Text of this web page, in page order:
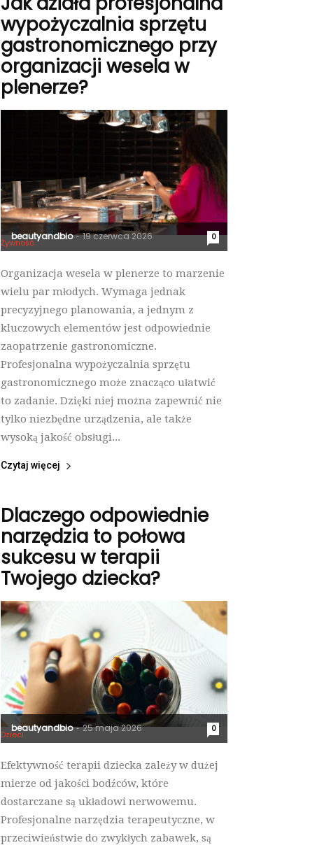
wypożyczalnia sprzętu
gastronomicznego przy
organizacji wesela w
plenerze?
beautyandbio - 19 czerwca 2026 0
Żywność
Organizacja wesela w plenerze to marzenie
wielu par młodych. Wymaga jednak
precyzyjnego planowania, a jednym z
kluczowych elementów jest odpowiednie
zaopatrzenie gastronomiczne.
Profesjonalna wypożyczalnia sprzętu
gastronomicznego może znacząco ułatwić
to zadanie. Dzięki niej można zapewnić nie
tylko niezbędne urządzenia, ale także
wysoką jakość obsługi...
Czytaj więcej
Dlaczego odpowiednie
narzędzia to połowa
sukcesu w terapii
Twojego dziecka?
beautyandbio - 25 maja 2026 0
Dzieci
Efektywność terapii dziecka zależy w dużej
mierze od jakości bodźców, które
dostarczane są układowi nerwowemu.
Profesjonalne narzędzia terapeutyczne, w
przeciwieństwie do zwykłych zabawek, są